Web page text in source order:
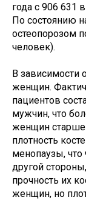
года с 906 631
По состоянию
остеопорозом
человек).
В зависимости
женщин.
пациентов
мужчин, что
женщин старше
плотность
менопаузы, что
другой
прочность их
женщин, но